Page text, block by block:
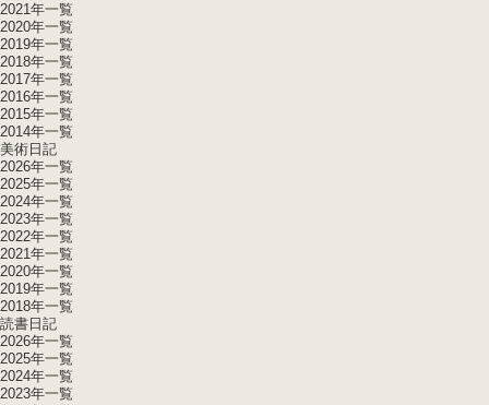
2021年一覧
2020年一覧
2019年一覧
2018年一覧
2017年一覧
2016年一覧
2015年一覧
2014年一覧
美術日記
2026年一覧
2025年一覧
2024年一覧
2023年一覧
2022年一覧
2021年一覧
2020年一覧
2019年一覧
2018年一覧
読書日記
2026年一覧
2025年一覧
2024年一覧
2023年一覧